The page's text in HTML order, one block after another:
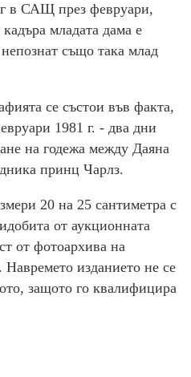
в САЩ през февруари,
младата дама е
също така млад
се състои във факта,
1981 г. - два дни
на годежа между Даяна
принц Чарлз.
20 на 25 сантиметра с
от аукционната
от фотоархива на
изданието не се
защото го квалифицира